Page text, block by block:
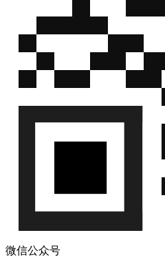
微信公众号